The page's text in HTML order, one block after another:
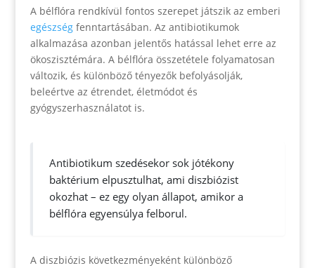
A bélflóra rendkívül fontos szerepet játszik az emberi
egészségfenntartásában. Az antibiotikumok
alkalmazása azonban jelentős hatással lehet erre az
ökoszisztémára. A bélflóra összetétele folyamatosan
változik, és különböző tényezők befolyásolják,
beleértve az étrendet, életmódot és
gyógyszerhasználatot is.
Antibiotikum szedésekor sok jótékony
baktérium elpusztulhat, ami diszbiózist
okozhat – ez egy olyan állapot, amikor a
bélflóra egyensúlya felborul.
A diszbiózis következményeként különböző